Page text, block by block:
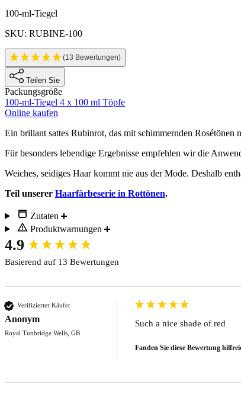
Produktinformationen
100-ml-Tiegel
SKU: RUBINE-100
(13 Bewertungen)
Teilen Sie
Packungsgröße
100-ml-Tiegel 4 x 100 ml Töpfe
Online kaufen
Description
Ein brillant sattes Rubinrot, das mit schimmernden Rosétönen
Für besonders lebendige Ergebnisse empfehlen wir die
Weiches, seidiges Haar kommt nie aus der Mode. Deshalb
Teil unserer Haarfärbeserie in Rottönen.
Zutaten
Produktwarnungen
4.9
Basierend auf 13 Bewertungen
Verifizierter Käufer
Anonym
Royal Tunbridge Wells, GB
Such a nice shade of red
Fanden Sie diese Bewertung
New content loaded